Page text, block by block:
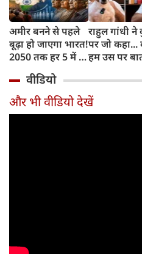
अमीर बनने से पहले
बूढ़ा हो जाएगा भारत!
2050 तक हर 5 में 1
साल से ज्यादा उम्र का
राहुल गांधी ने
पर जो कहा...
हम उस पर
वीडियो
और भी वीडियो देखें